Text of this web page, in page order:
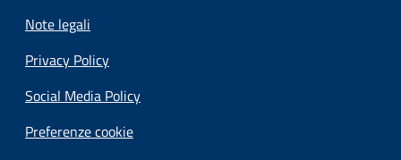
Note legali
Privacy Policy
Social Media Policy
Preferenze cookie